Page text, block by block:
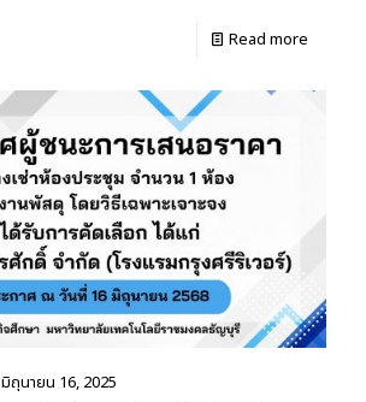
Read more
มิถุนายน 16, 2025